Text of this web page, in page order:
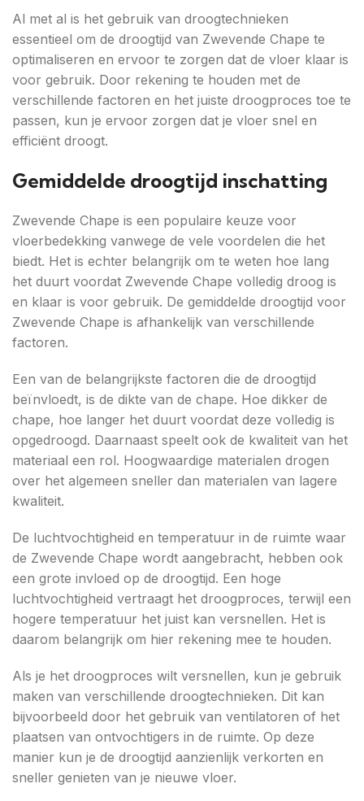
Al met al is het gebruik van droogtechnieken
essentieel om de droogtijd van Zwevende Chape te
optimaliseren en ervoor te zorgen dat de vloer klaar is
voor gebruik. Door rekening te houden met de
verschillende factoren en het juiste droogproces toe te
passen, kun je ervoor zorgen dat je vloer snel en
efficiënt droogt.
Gemiddelde droogtijd inschatting
Zwevende Chape is een populaire keuze voor
vloerbedekking vanwege de vele voordelen die het
biedt. Het is echter belangrijk om te weten hoe lang
het duurt voordat Zwevende Chape volledig droog is
en klaar is voor gebruik. De gemiddelde droogtijd voor
Zwevende Chape is afhankelijk van verschillende
factoren.
Een van de belangrijkste factoren die de droogtijd
beïnvloedt, is de dikte van de chape. Hoe dikker de
chape, hoe langer het duurt voordat deze volledig is
opgedroogd. Daarnaast speelt ook de kwaliteit van het
materiaal een rol. Hoogwaardige materialen drogen
over het algemeen sneller dan materialen van lagere
kwaliteit.
De luchtvochtigheid en temperatuur in de ruimte waar
de Zwevende Chape wordt aangebracht, hebben ook
een grote invloed op de droogtijd. Een hoge
luchtvochtigheid vertraagt het droogproces, terwijl een
hogere temperatuur het juist kan versnellen. Het is
daarom belangrijk om hier rekening mee te houden.
Als je het droogproces wilt versnellen, kun je gebruik
maken van verschillende droogtechnieken. Dit kan
bijvoorbeeld door het gebruik van ventilatoren of het
plaatsen van ontvochtigers in de ruimte. Op deze
manier kun je de droogtijd aanzienlijk verkorten en
sneller genieten van je nieuwe vloer.